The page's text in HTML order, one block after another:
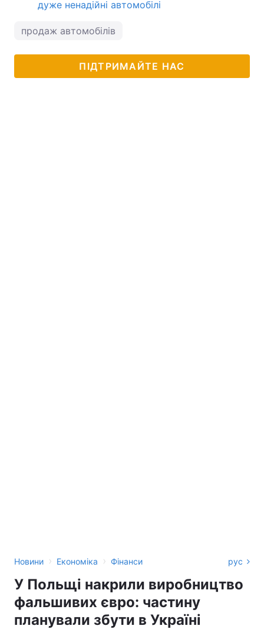
дуже ненадійні автомобілі
продаж автомобілів
ПІДТРИМАЙТЕ НАС
Новини › Економіка › Фінанси рус
У Польщі накрили виробництво
фальшивих євро: частину
планували збути в Україні